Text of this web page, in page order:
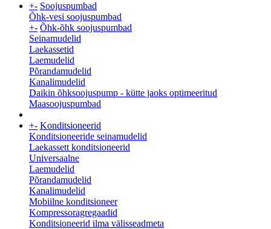
+- Soojuspumbad
Õhk-vesi soojuspumbad
+- Õhk-õhk soojuspumbad
Seinamudelid
Laekassetid
Laemudelid
Põrandamudelid
Kanalimudelid
Daikin õhksoojuspump - kütte jaoks optimeeritud
Maasoojuspumbad
+- Konditsioneerid
Konditsioneeride seinamudelid
Laekassett konditsioneerid
Universaalne
Laemudelid
Põrandamudelid
Kanalimudelid
Mobiilne konditsioneer
Kompressoragregaadid
Konditsioneerid ilma välisseadmeta